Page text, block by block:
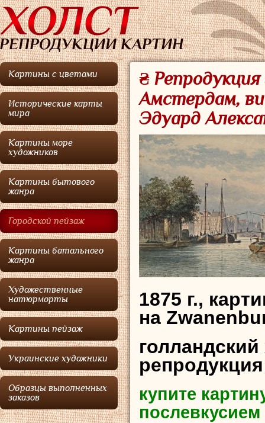
Картины с цветами
Исторические карты
мира
Картины море
художников
Картины бытового
жанра
Городской пейзаж
Картины батального
жанра
Художественные
натюрморты
Картины пейзаж
Украинские художники
Образцы выполненных
заказов
₴ Репродукция
Амстердам,
Эдуард
1875 г.,
на
купите
послевкусием